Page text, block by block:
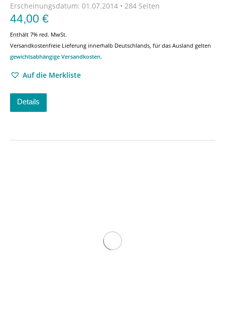
Erscheinungsdatum: 01.07.2014 • 284 Seiten
44,00 €
Enthält 7% red. MwSt.
Versandkostenfreie Lieferung innerhalb Deutschlands, für das Ausland gelten
gewichtsabhängige Versandkosten.
Auf die Merkliste
Details